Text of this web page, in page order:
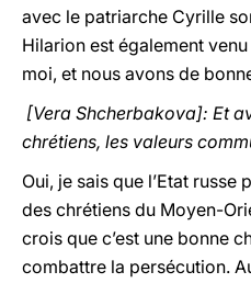
avec le patriarche Cyrille
Hilarion est également
moi, et nous avons de
[Vera Shcherbakova]: Et
chrétiens, les valeurs
Oui, je sais que l’Etat
des chrétiens du Moyen-
crois que c’est une bonne
combattre la persécution.